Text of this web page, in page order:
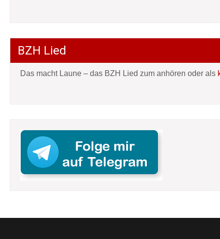
BZH Lied
Das macht Laune – das BZH Lied zum anhören oder als